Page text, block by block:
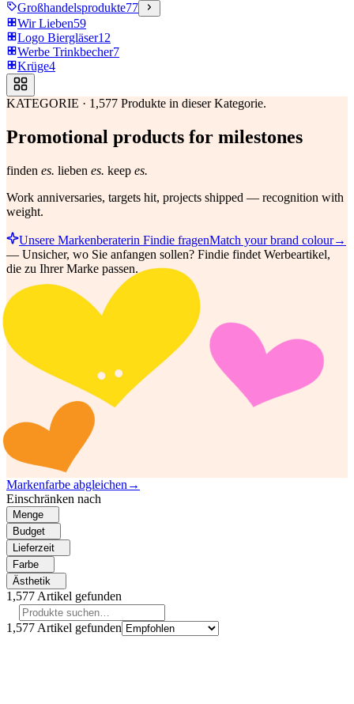
Großhandelsprodukte77
Wir Lieben59
Logo Biergläser12
Werbe Trinkbecher7
Krüge4
KATEGORIE · 1,577 Produkte in dieser Kategorie.
Promotional products for milestones
finden es. lieben es. keep es.
Work anniversaries, targets hit, projects shipped — recognition with
weight.
Unsere Markenberaterin Findie fragenMatch your brand colour→
— Unsicher, wo Sie anfangen sollen? Findie findet Werbeartikel,
die zu Ihrer Marke passen.
Markenfarbe abgleichen →
Einschränken nach
Menge
Budget
Lieferzeit
Farbe
Ästhetik
1,577 Artikel gefunden
1,577 Artikel gefunden